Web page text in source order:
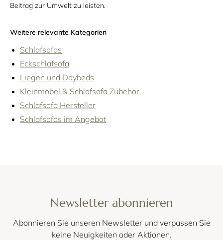
Beitrag zur Umwelt zu leisten.
Weitere relevante Kategorien
Schlafsofas
Eckschlafsofa
Liegen und Daybeds
Kleinmöbel & Schlafsofa Zubehör
Schlafsofa Hersteller
Schlafsofas im Angebot
Newsletter abonnieren
Abonnieren Sie unseren Newsletter und verpassen Sie
keine Neuigkeiten oder Aktionen.